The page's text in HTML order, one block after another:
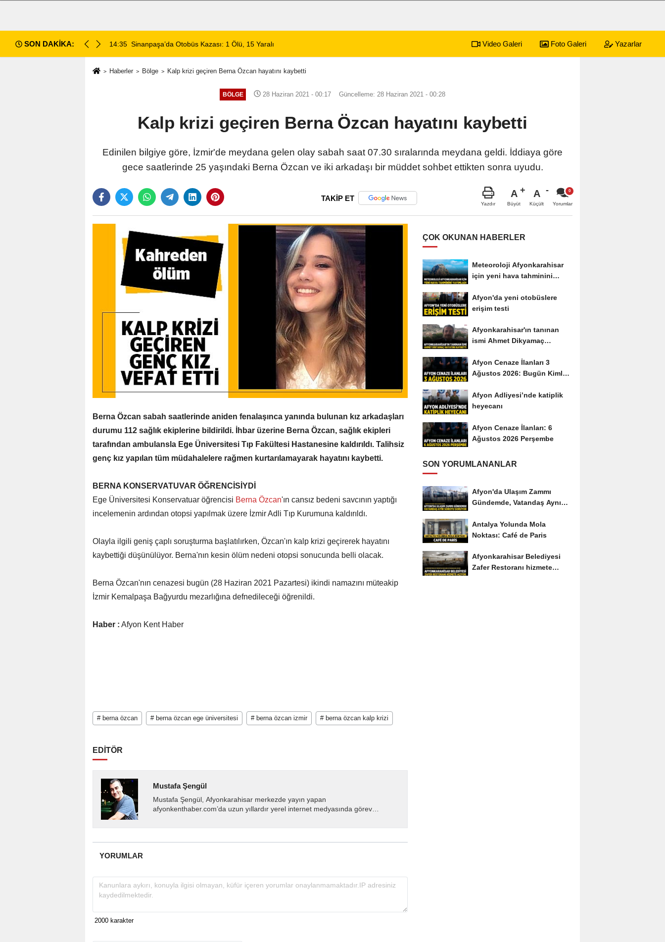
SON DAKİKA: 14:35 Sinanpaşa’da Otobüs Kazası: 1 Ölü, 15 Yaralı 8 Ağustos 2026 Afyonkarahisar Nöbetçi Eczaneler
Video Galeri Foto Galeri Yazarlar
Haberler Bölge Kalp krizi geçiren Berna Özcan hayatını kaybetti
BÖLGE 28 Haziran 2021 - 00:17 Güncelleme: 28 Haziran 2021 - 00:28
Kalp krizi geçiren Berna Özcan hayatını kaybetti
Edinilen bilgiye göre, İzmir'de meydana gelen olay sabah saat 07.30 sıralarında meydana geldi. İddiaya göre
gece saatlerinde 25 yaşındaki Berna Özcan ve iki arkadaşı bir müddet sohbet ettikten sonra uyudu.
TAKİP ET
Yazdır
A
Büyüt
A
Küçült Yorumlar
Berna Özcan sabah saatlerinde aniden fenalaşınca yanında bulunan kız arkadaşları
durumu 112 sağlık ekiplerine bildirildi. İhbar üzerine Berna Özcan, sağlık ekipleri
tarafından ambulansla Ege Üniversitesi Tıp Fakültesi Hastanesine kaldırıldı. Talihsiz
genç kız yapılan tüm müdahalelere rağmen kurtarılamayarak hayatını kaybetti.
BERNA KONSERVATUVAR ÖĞRENCİSİYDİ
Ege Üniversitesi Konservatuar öğrencisi Berna Özcan'ın cansız bedeni savcının yaptığı
incelemenin ardından otopsi yapılmak üzere İzmir Adli Tıp Kurumuna kaldırıldı.
Olayla ilgili geniş çaplı soruşturma başlatılırken, Özcan'ın kalp krizi geçirerek hayatını
kaybettiği düşünülüyor. Berna'nın kesin ölüm nedeni otopsi sonucunda belli olacak.
Berna Özcan'nın cenazesi bugün (28 Haziran 2021 Pazartesi) ikindi namazını müteakip
İzmir Kemalpaşa Bağyurdu mezarlığına defnedileceği öğrenildi.
Haber : Afyon Kent Haber
# berna özcan # berna özcan ege üniversitesi # berna özcan izmir # berna özcan kalp krizi
EDİTÖR
Mustafa Şengül
Mustafa Şengül, Afyonkarahisar merkezde yayın yapan
afyonkenthaber.com’da uzun yıllardır yerel internet medyasında görev
YORUMLAR
ÇOK OKUNAN HABERLER
Meteoroloji Afyonkarahisar
için yeni hava tahminini
Afyon'da yeni otobüslere
erişim testi
Afyonkarahisar'ın tanınan
ismi Ahmet Dikyamaç
Afyon Cenaze İlanları 3
Ağustos 2026: Bugün Kimler
Afyon Adliyesi’nde katiplik
heyecanı
Afyon Cenaze İlanları: 6
Ağustos 2026 Perşembe
SON YORUMLANANLAR
Afyon'da Ulaşım Zammı
Gündemde, Vatandaş Aynı
Antalya Yolunda Mola
Noktası: Café de Paris
Afyonkarahisar Belediyesi
Zafer Restoranı hizmete